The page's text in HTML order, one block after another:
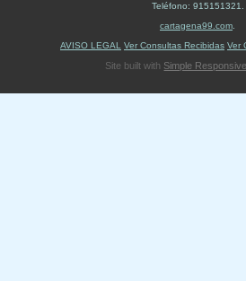
Teléfono: 915151321
cartagena99.com
AVISO LEGAL
Ver Consultas Recibidas Ver
Site built with Simple